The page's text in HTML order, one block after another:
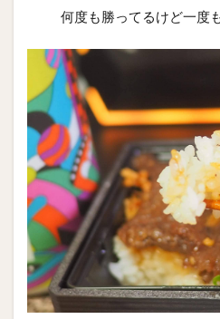
何度も勝ってるけど一度